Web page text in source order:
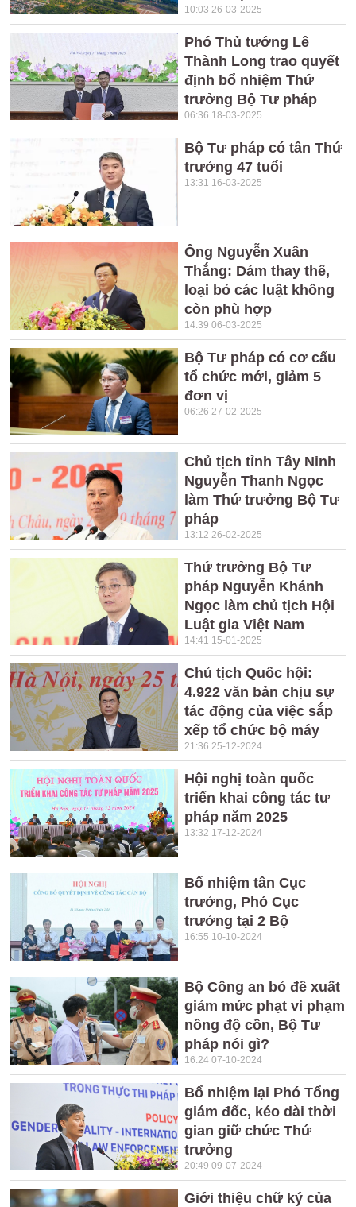
10:03 26-03-2025
Phó Thủ tướng Lê
Thành Long trao quyết
định bổ nhiệm Thứ
trưởng Bộ Tư pháp
06:36 18-03-2025
Bộ Tư pháp có tân Thứ
trưởng 47 tuổi
13:31 16-03-2025
Ông Nguyễn Xuân
Thắng: Dám thay thế,
loại bỏ các luật không
còn phù hợp
14:39 06-03-2025
Bộ Tư pháp có cơ cấu
tổ chức mới, giảm 5
đơn vị
06:26 27-02-2025
Chủ tịch tỉnh Tây Ninh
Nguyễn Thanh Ngọc
làm Thứ trưởng Bộ Tư
pháp
13:12 26-02-2025
Thứ trưởng Bộ Tư
pháp Nguyễn Khánh
Ngọc làm chủ tịch Hội
Luật gia Việt Nam
14:41 15-01-2025
Chủ tịch Quốc hội:
4.922 văn bản chịu sự
tác động của việc sắp
xếp tổ chức bộ máy
21:36 25-12-2024
Hội nghị toàn quốc
triển khai công tác tư
pháp năm 2025
13:32 17-12-2024
Bổ nhiệm tân Cục
trưởng, Phó Cục
trưởng tại 2 Bộ
16:55 10-10-2024
Bộ Công an bỏ đề xuất
giảm mức phạt vi phạm
nồng độ cồn, Bộ Tư
pháp nói gì?
16:24 07-10-2024
Bổ nhiệm lại Phó Tổng
giám đốc, kéo dài thời
gian giữ chức Thứ
trưởng
20:49 09-07-2024
Giới thiệu chữ ký của